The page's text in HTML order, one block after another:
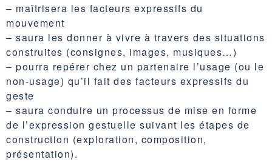
– maîtrisera les facteurs expressifs du
mouvement
– saura les donner à vivre à travers des situations
construites (consignes, images, musiques…)
– pourra repérer chez un partenaire l’usage (ou le
non-usage) qu’il fait des facteurs expressifs du
geste
– saura conduire un processus de mise en forme
de l’expression gestuelle suivant les étapes de
construction (exploration, composition,
présentation).